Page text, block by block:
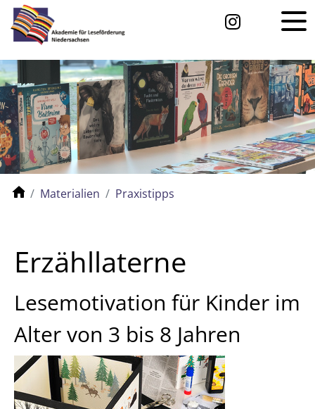
Materialien Praxistipps
Erzähllaterne
Lesemotivation für Kinder im
Alter von 3 bis 8 Jahren